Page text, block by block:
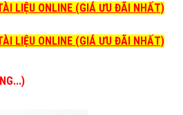
LIỆU ONLINE (GIÁ ƯU ĐÃI NHẤT)
LIỆU ONLINE (GIÁ ƯU ĐÃI NHẤT)